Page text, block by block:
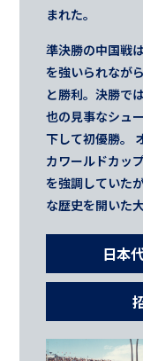
まれた。
準決勝の中国戦
を強いられなが
と勝利。決勝で
也の見事なシュ
下して初優勝。
カワールドカッ
を強調していた
な歴史を開いた
日本
△ 0 - 0